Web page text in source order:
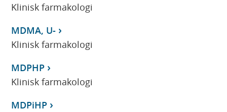
Klinisk farmakologi
MDMA, U-
Klinisk farmakologi
MDPHP
Klinisk farmakologi
MDPiHP